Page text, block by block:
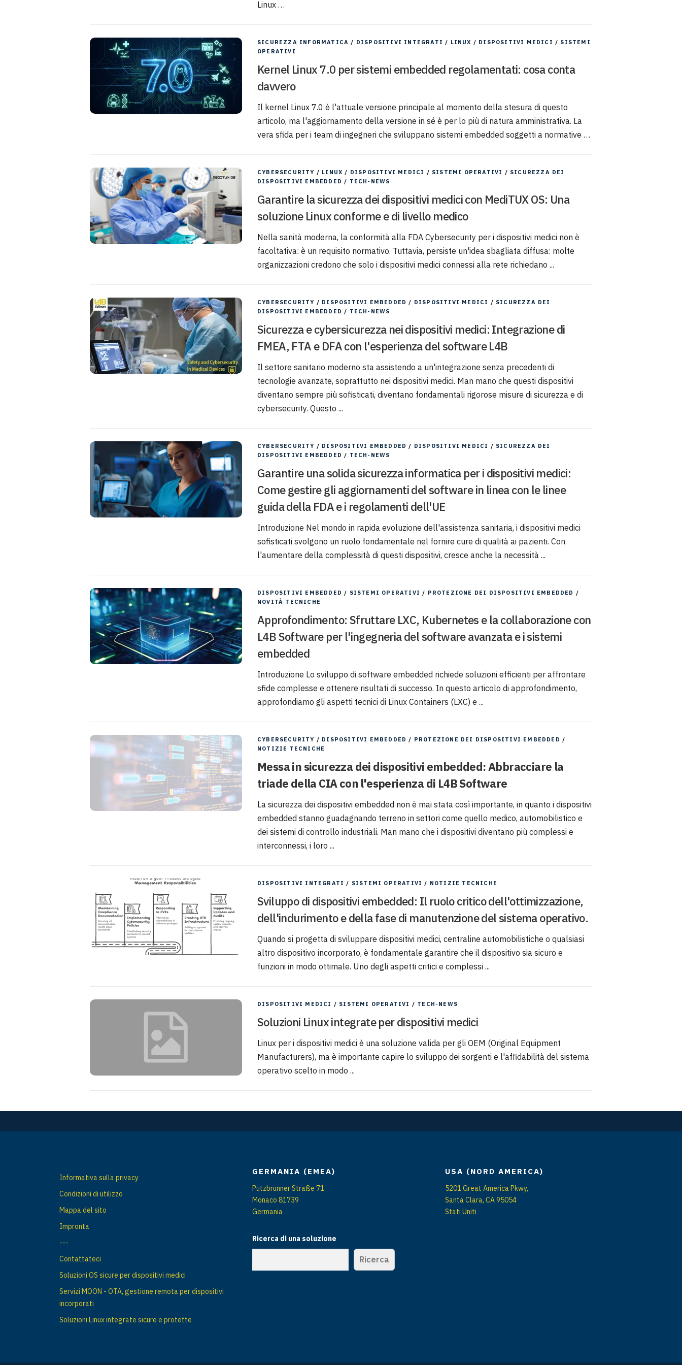
Linux …
SICUREZZA INFORMATICA / DISPOSITIVI INTEGRATI / LINUX / DISPOSITIVI MEDICI / SISTEMI
OPERATIVI
Kernel Linux 7.0 per sistemi embedded regolamentati: cosa conta
davvero
Il kernel Linux 7.0 è l'attuale versione principale al momento della stesura di questo
articolo, ma l'aggiornamento della versione in sé è per lo più di natura amministrativa. La
vera sfida per i team di ingegneri che sviluppano sistemi embedded soggetti a normative …
CYBERSECURITY / LINUX / DISPOSITIVI MEDICI / SISTEMI OPERATIVI / SICUREZZA DEI
DISPOSITIVI EMBEDDED / TECH-NEWS
Garantire la sicurezza dei dispositivi medici con MediTUX OS: Una
soluzione Linux conforme e di livello medico
Nella sanità moderna, la conformità alla FDA Cybersecurity per i dispositivi medici non è
facoltativa: è un requisito normativo. Tuttavia, persiste un'idea sbagliata diffusa: molte
organizzazioni credono che solo i dispositivi medici connessi alla rete richiedano ...
CYBERSECURITY / DISPOSITIVI EMBEDDED / DISPOSITIVI MEDICI / SICUREZZA DEI
DISPOSITIVI EMBEDDED / TECH-NEWS
Sicurezza e cybersicurezza nei dispositivi medici: Integrazione di
FMEA, FTA e DFA con l'esperienza del software L4B
Il settore sanitario moderno sta assistendo a un'integrazione senza precedenti di
tecnologie avanzate, soprattutto nei dispositivi medici. Man mano che questi dispositivi
diventano sempre più sofisticati, diventano fondamentali rigorose misure di sicurezza e di
cybersecurity. Questo ...
CYBERSECURITY / DISPOSITIVI EMBEDDED / DISPOSITIVI MEDICI / SICUREZZA DEI
DISPOSITIVI EMBEDDED / TECH-NEWS
Garantire una solida sicurezza informatica per i dispositivi medici:
Come gestire gli aggiornamenti del software in linea con le linee
guida della FDA e i regolamenti dell'UE
Introduzione Nel mondo in rapida evoluzione dell'assistenza sanitaria, i dispositivi medici
sofisticati svolgono un ruolo fondamentale nel fornire cure di qualità ai pazienti. Con
l'aumentare della complessità di questi dispositivi, cresce anche la necessità ...
DISPOSITIVI EMBEDDED / SISTEMI OPERATIVI / PROTEZIONE DEI DISPOSITIVI EMBEDDED /
NOVITÀ TECNICHE
Approfondimento: Sfruttare LXC, Kubernetes e la collaborazione con
L4B Software per l'ingegneria del software avanzata e i sistemi
embedded
Introduzione Lo sviluppo di software embedded richiede soluzioni efficienti per affrontare
sfide complesse e ottenere risultati di successo. In questo articolo di approfondimento,
approfondiamo gli aspetti tecnici di Linux Containers (LXC) e ...
CYBERSECURITY / DISPOSITIVI EMBEDDED / PROTEZIONE DEI DISPOSITIVI EMBEDDED /
NOTIZIE TECNICHE
Messa in sicurezza dei dispositivi embedded: Abbracciare la
triade della CIA con l'esperienza di L4B Software
La sicurezza dei dispositivi embedded non è mai stata così importante, in quanto i dispositivi
embedded stanno guadagnando terreno in settori come quello medico, automobilistico e
dei sistemi di controllo industriali. Man mano che i dispositivi diventano più complessi e
interconnessi, i loro ...
DISPOSITIVI INTEGRATI / SISTEMI OPERATIVI / NOTIZIE TECNICHE
Sviluppo di dispositivi embedded: Il ruolo critico dell'ottimizzazione,
dell'indurimento e della fase di manutenzione del sistema operativo.
Quando si progetta di sviluppare dispositivi medici, centraline automobilistiche o qualsiasi
altro dispositivo incorporato, è fondamentale garantire che il dispositivo sia sicuro e
funzioni in modo ottimale. Uno degli aspetti critici e complessi ...
DISPOSITIVI MEDICI / SISTEMI OPERATIVI / TECH-NEWS
Soluzioni Linux integrate per dispositivi medici
Linux per i dispositivi medici è una soluzione valida per gli OEM (Original Equipment
Manufacturers), ma è importante capire lo sviluppo dei sorgenti e l'affidabilità del sistema
operativo scelto in modo ...
Informativa sulla privacy
Condizioni di utilizzo
Mappa del sito
Impronta
---
Contattateci
Soluzioni OS sicure per dispositivi medici
Servizi MOON - OTA, gestione remota per dispositivi
incorporati
Soluzioni Linux integrate sicure e protette
GERMANIA (EMEA)
Putzbrunner Straße 71
Monaco 81739
Germania
Ricerca di una soluzione
Ricerca
USA (NORD AMERICA)
5201 Great America Pkwy,
Santa Clara, CA 95054
Stati Uniti